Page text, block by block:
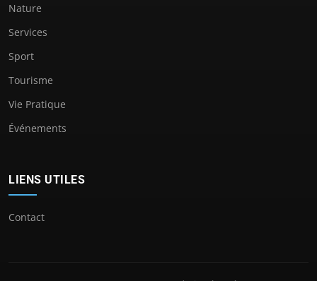
Nature
Services
Sport
Tourisme
Vie Pratique
Événements
LIENS UTILES
Contact